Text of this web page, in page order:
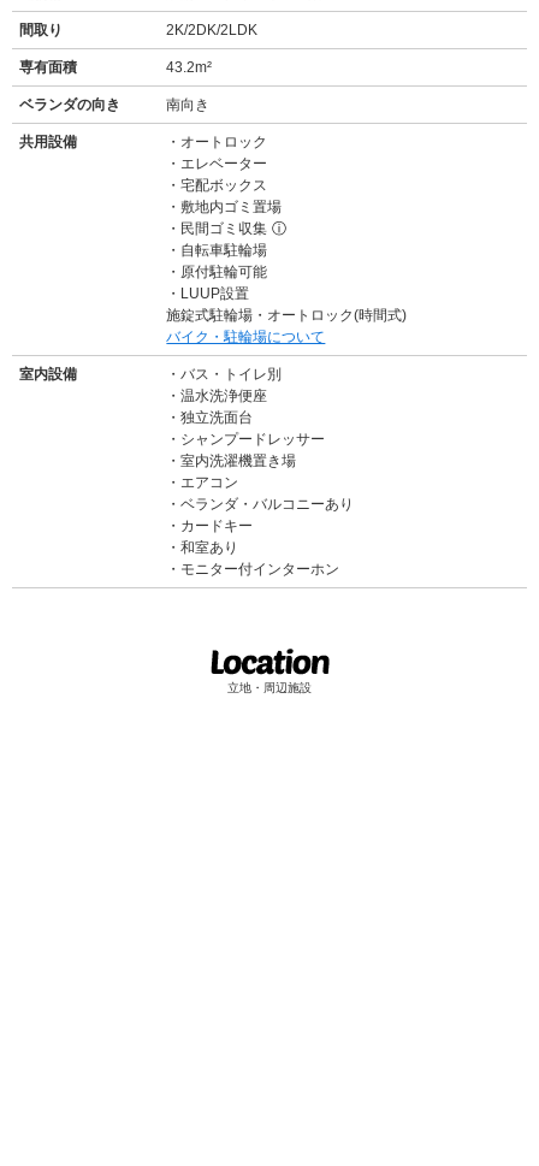
間取り 2K/2DK/2LDK
専有面積 43.2m²
ベランダの向き 南向き
共用設備
オートロック
エレベーター
宅配ボックス
敷地内ゴミ置場
民間ゴミ収集 ⓘ
自転車駐輪場
原付駐輪可能
LUUP設置
施錠式駐輪場・オートロック(時間式)
バイク・駐輪場について
室内設備
バス・トイレ別
温水洗浄便座
独立洗面台
シャンプードレッサー
室内洗濯機置き場
エアコン
ベランダ・バルコニーあり
カードキー
和室あり
モニター付インターホン
立地・周辺施設